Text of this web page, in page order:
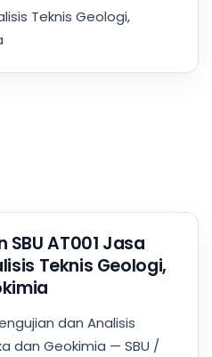
Teknis Geologi,
AT001 Jasa
Teknis Geologi,
dan Analisis
dan Geokimia — SBU /